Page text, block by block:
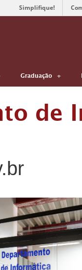
Simplifique!
Graduação
de